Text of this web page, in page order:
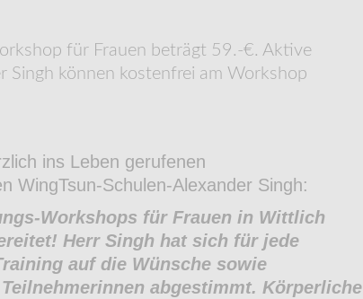
für Frauen beträgt 59.-€. Aktive
Singh können kostenfrei am Workshop
ins Leben gerufenen
WingTsun-Schulen-Alexander Singh:
Workshops für Frauen in Wittlich
Herr Singh hat sich für jede
auf die Wünsche sowie
abgestimmt. Körperliche